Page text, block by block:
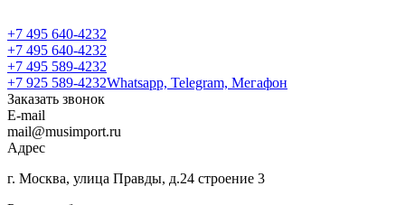
+7 495 640-4232
+7 495 640-4232
+7 495 589-4232
+7 925 589-4232Whatsapp, Telegram, Мегафон
Заказать звонок
E-mail
mail@musimport.ru
Адрес
г. Москва, улица Правды, д.24 строение 3